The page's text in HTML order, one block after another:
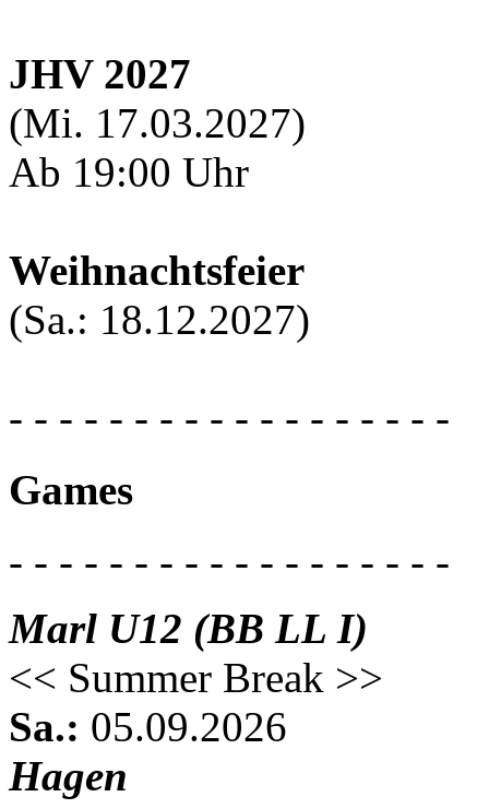
JHV 2027
(Mi. 17.03.2027)
Ab 19:00 Uhr
Weihnachtsfeier
(Sa.: 18.12.2027)
- - - - - - - - - - - - - - - - - -
Games
- - - - - - - - - - - - - - - - - -
Marl U12 (BB LL I)
<< Summer Break >>
Sa.: 05.09.2026
Hagen